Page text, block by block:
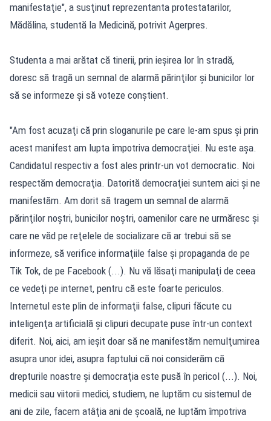
manifestaţie", a susţinut reprezentanta protestatarilor,
Mădălina, studentă la Medicină, potrivit Agerpres.
Studenta a mai arătat că tinerii, prin ieşirea lor în stradă,
doresc să tragă un semnal de alarmă părinţilor şi bunicilor lor
să se informeze şi să voteze conştient.
"Am fost acuzaţi că prin sloganurile pe care le-am spus şi prin
acest manifest am lupta împotriva democraţiei. Nu este aşa.
Candidatul respectiv a fost ales printr-un vot democratic. Noi
respectăm democraţia. Datorită democraţiei suntem aici şi ne
manifestăm. Am dorit să tragem un semnal de alarmă
părinţilor noştri, bunicilor noştri, oamenilor care ne urmăresc şi
care ne văd pe reţelele de socializare că ar trebui să se
informeze, să verifice informaţiile false şi propaganda de pe
Tik Tok, de pe Facebook (...). Nu vă lăsaţi manipulaţi de ceea
ce vedeţi pe internet, pentru că este foarte periculos.
Internetul este plin de informaţii false, clipuri făcute cu
inteligenţa artificială şi clipuri decupate puse într-un context
diferit. Noi, aici, am ieşit doar să ne manifestăm nemulţumirea
asupra unor idei, asupra faptului că noi considerăm că
drepturile noastre şi democraţia este pusă în pericol (...). Noi,
medicii sau viitorii medici, studiem, ne luptăm cu sistemul de
ani de zile, facem atâţia ani de şcoală, ne luptăm împotriva